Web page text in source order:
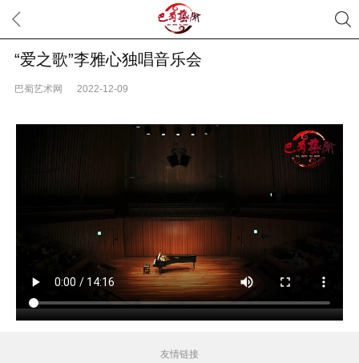
“爱之歌”李雅心独唱音乐会
巴蜀艺术网 2022-12-09
友情链接